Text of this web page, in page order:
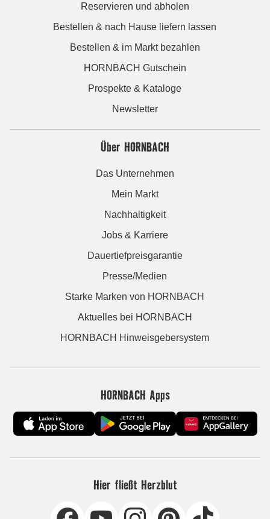
Reservieren und abholen
Bestellen & nach Hause liefern lassen
Bestellen & im Markt bezahlen
HORNBACH Gutschein
Prospekte & Kataloge
Newsletter
Über HORNBACH
Das Unternehmen
Mein Markt
Nachhaltigkeit
Jobs & Karriere
Dauertiefpreisgarantie
Presse/Medien
Starke Marken von HORNBACH
Aktuelles bei HORNBACH
HORNBACH Hinweisgebersystem
HORNBACH Apps
Hier fließt Herzblut